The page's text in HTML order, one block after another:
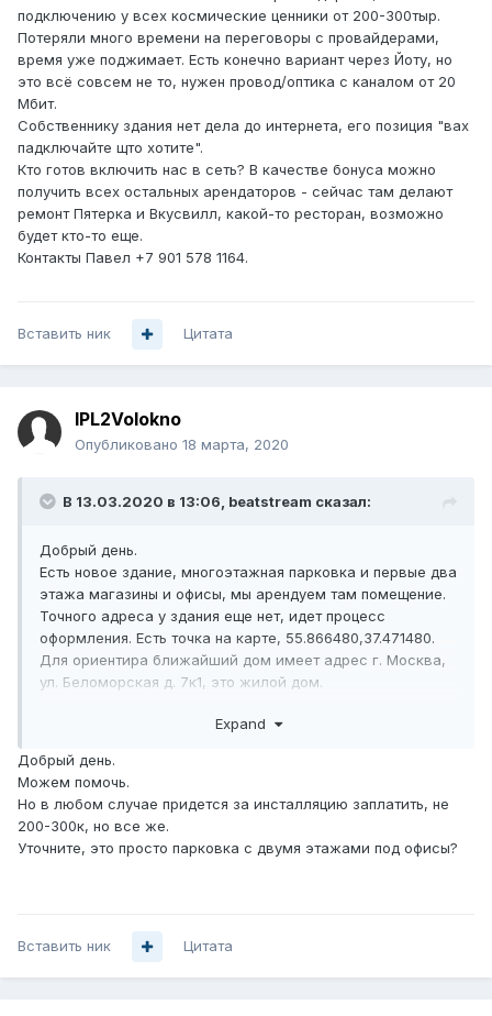
подключению у всех космические ценники от 200-300тыр.
Потеряли много времени на переговоры с провайдерами,
время уже поджимает. Есть конечно вариант через Йоту, но
это всё совсем не то, нужен провод/оптика с каналом от 20
Мбит.
Собственнику здания нет дела до интернета, его позиция "вах
падключайте щто хотите".
Кто готов включить нас в сеть? В качестве бонуса можно
получить всех остальных арендаторов - сейчас там делают
ремонт Пятерка и Вкусвилл, какой-то ресторан, возможно
будет кто-то еще.
Контакты Павел +7 901 578 1164.
Вставить ник Цитата
IPL2Volokno
Опубликовано 18 марта, 2020
В 13.03.2020 в 13:06, beatstream сказал:
Добрый день.
Есть новое здание, многоэтажная парковка и первые два
этажа магазины и офисы, мы арендуем там помещение.
Точного адреса у здания еще нет, идет процесс
оформления. Есть точка на карте, 55.866480,37.471480.
Для ориентира ближайший дом имеет адрес г. Москва,
ул. Беломорская д. 7к1, это жилой дом.
подключил, связывались со всеми местными
ценники от 200-300тыр. Потеряли много времени на
переговоры с провайдерами, время уже поджимает.
Есть конечно вариант через Йоту, но это всё совсем не
то, нужен провод/оптика с каналом от 20 Мбит.
Собственнику здания нет дела до интернета, его позиция
там делают ремонт Пятерка и Вкусвилл, какой-то
Expand
Добрый день.
Можем помочь.
Но в любом случае придется за инсталляцию заплатить, не
200-300к, но все же.
Уточните, это просто парковка с двумя этажами под офисы?
Вставить ник Цитата